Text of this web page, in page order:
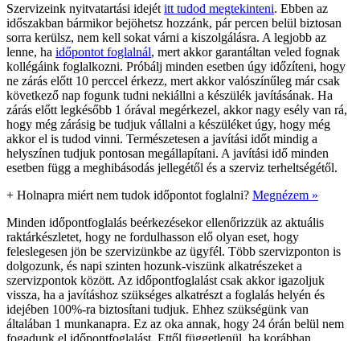
Szervizeink nyitvatartási idejét itt tudod megtekinteni. Ebben az
időszakban bármikor bejöhetsz hozzánk, pár percen belül biztosan
sorra kerülsz, nem kell sokat várni a kiszolgálásra. A legjobb az
lenne, ha időpontot foglalnál, mert akkor garantáltan veled fognak
kollégáink foglalkozni. Próbálj minden esetben úgy időzíteni, hogy
ne zárás előtt 10 perccel érkezz, mert akkor valószínűleg már csak
következő nap fogunk tudni nekiállni a készülék javításának. Ha
zárás előtt legkésőbb 1 órával megérkezel, akkor nagy esély van rá,
hogy még zárásig be tudjuk vállalni a készüléket úgy, hogy még
akkor el is tudod vinni. Természetesen a javítási időt mindig a
helyszínen tudjuk pontosan megállapítani. A javítási idő minden
esetben függ a meghibásodás jellegétől és a szerviz terheltségétől.
+ Holnapra miért nem tudok időpontot foglalni? Megnézem »
Minden időpontfoglalás beérkezésekor ellenőrizzük az aktuális
raktárkészletet, hogy ne fordulhasson elő olyan eset, hogy
feleslegesen jön be szervizünkbe az ügyfél. Több szervizponton is
dolgozunk, és napi szinten hozunk-viszünk alkatrészeket a
szervizpontok között. Az időpontfoglalást csak akkor igazoljuk
vissza, ha a javításhoz szükséges alkatrészt a foglalás helyén és
idejében 100%-ra biztosítani tudjuk. Ehhez szükségünk van
általában 1 munkanapra. Ez az oka annak, hogy 24 órán belül nem
fogadunk el időpontfoglalást. Ettől függetlenül, ha korábban